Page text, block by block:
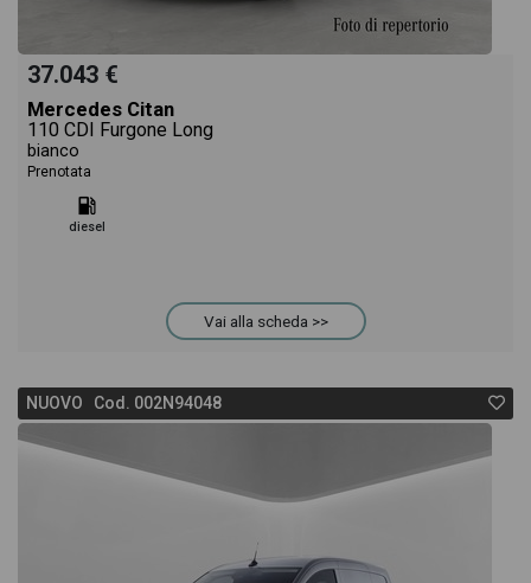
37.043 €
Mercedes Citan
110 CDI Furgone Long
bianco
Prenotata
diesel
Vai alla scheda >>
NUOVO Cod. 002N94048